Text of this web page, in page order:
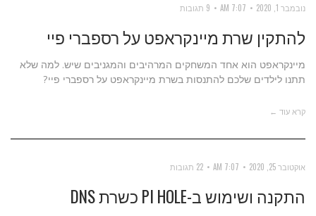
נובמבר 1, 2020 7:07 AM 9 תגובות
להתקין שרת מיינקראפט על רספברי פיי
מיינקראפט הוא אחד המשחקים המרהיבים והמגניבים שיש. למה שלא
תתנו לילדים שלכם להתנסות בשרת מיינקראפט על רספברי פיי?
קרא עוד ←
אוקטובר 25, 2020 7:07 AM 22 תגובות
התקנה ושימוש ב-PI HOLE כשרת DNS